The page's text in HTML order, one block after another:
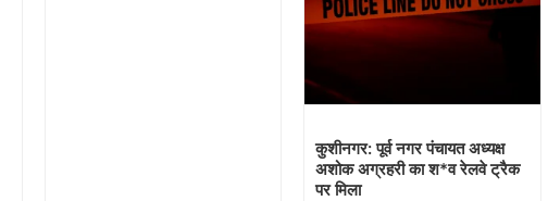
कुशीनगर: पूर्व नगर पंचायत अध्यक्ष
अशोक अग्रहरी का श*व रेलवे ट्रैक
पर मिला